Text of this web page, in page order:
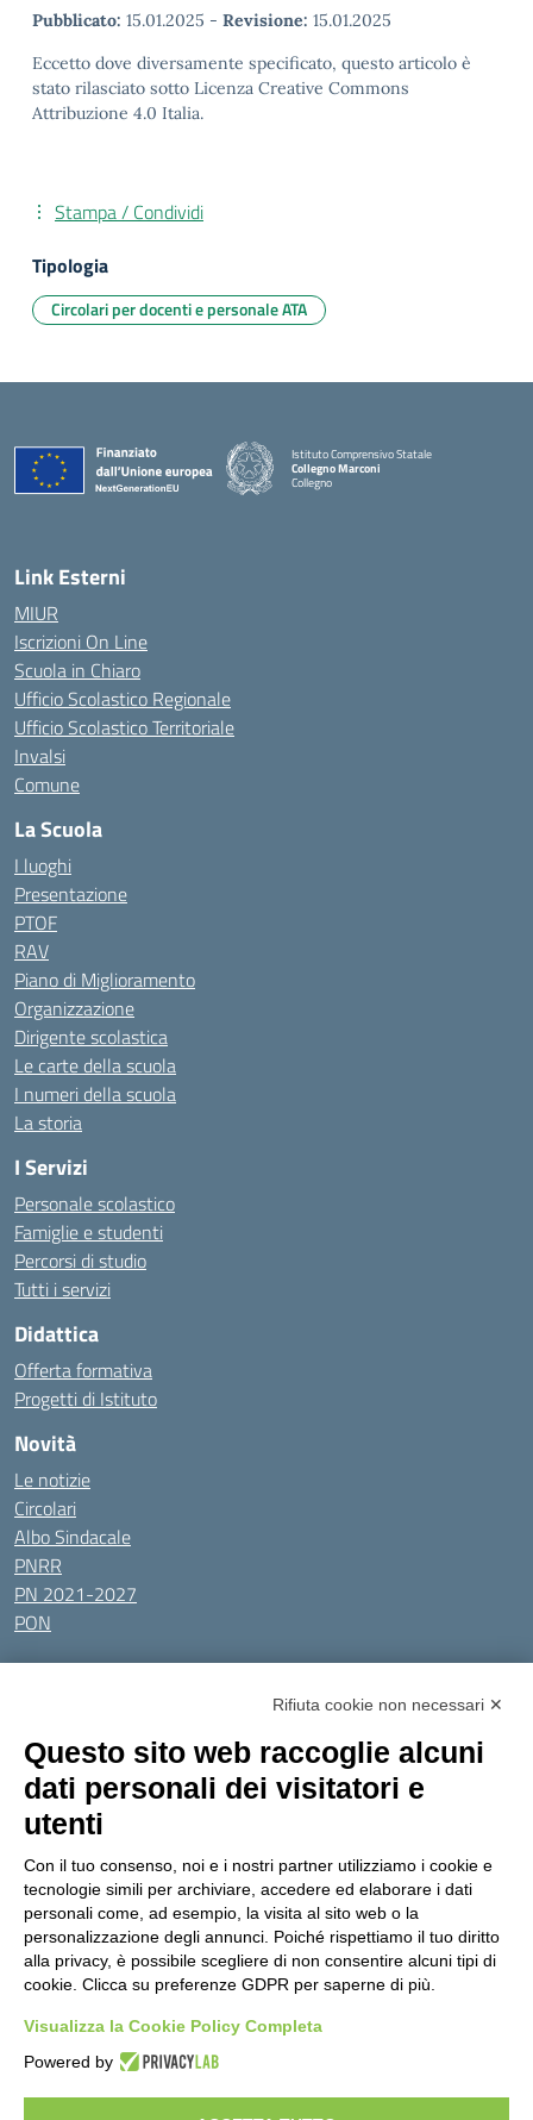
Pubblicato: 15.01.2025 - Revisione: 15.01.2025
Eccetto dove diversamente specificato, questo articolo è
stato rilasciato sotto Licenza Creative Commons
Attribuzione 4.0 Italia.
Stampa / Condividi
Tipologia
Circolari per docenti e personale ATA
Istituto Comprensivo Statale
Collegno Marconi
Collegno
Link Esterni
MIUR
Iscrizioni On Line
Scuola in Chiaro
Ufficio Scolastico Regionale
Ufficio Scolastico Territoriale
Invalsi
Comune
La Scuola
I luoghi
Presentazione
PTOF
RAV
Piano di Miglioramento
Organizzazione
Dirigente scolastica
Le carte della scuola
I numeri della scuola
La storia
I Servizi
Personale scolastico
Famiglie e studenti
Percorsi di studio
Tutti i servizi
Didattica
Offerta formativa
Progetti di Istituto
Novità
Le notizie
Circolari
Albo Sindacale
PNRR
PN 2021-2027
PON
Tutti gli argomenti
Amministrazione Trasparente
Privacy Policy
Dichiarazione di accessibilitàObiettivi di accessibilità
Seguici su:
Indirizzo:Via Gaetano Donizetti 30, Collegno
Centralino:0114053925 Email: toic8cg002@istruzione.it
Posta elettronica certificata (PEC):toic8cg002@pec.istruzione.it
Codice fiscale: 95641450010
Codice Indice delle Pubbliche Amministrazioni (IPA): D0ZZDV0V
Codice unico di fatturazione (CUF): FJDH3Z
Copyright 2023 © ISTITUTO COMPRENSIVO "GUGLIELMO MARCONI" |
Rifiuta cookie non necessari ✕
Questo sito web raccoglie alcuni
dati personali dei visitatori e
utenti
Con il tuo consenso, noi e i nostri partner utilizziamo i cookie e
tecnologie simili per archiviare, accedere ed elaborare i dati
personali come, ad esempio, la visita al sito web o la
personalizzazione degli annunci. Poiché rispettiamo il tuo diritto
alla privacy, è possibile scegliere di non consentire alcuni tipi di
cookie. Clicca su preferenze GDPR per saperne di più.
Visualizza la Cookie Policy Completa
Powered by